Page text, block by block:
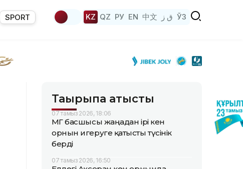
SPORT KZ QZ РУ EN 中文 ق ز ЎЗ
Тақырыпқа қатысты
07 тамыз 2026, 18:06
ҚМГ басшысы жаңадан ірі кен
орнын игеруге қатысты түсінік
берді
07 тамыз 2026, 16:50